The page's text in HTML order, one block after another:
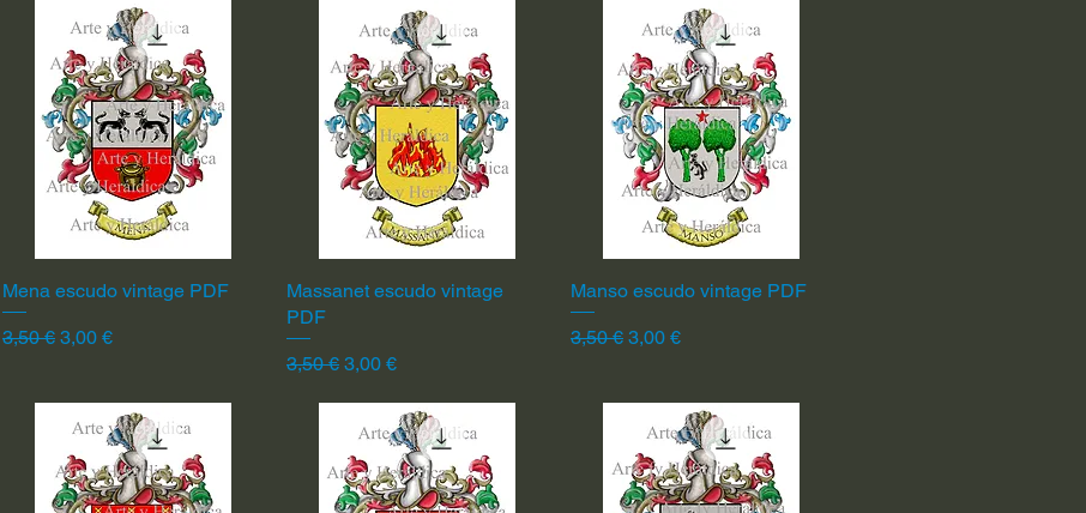
Vista rápida
Mena escudo vintage PDF
Precio
3,50 € Precio de oferta
3,00 €
Vista rápida
Massanet escudo vintage
PDF
Precio
3,50 € Precio de oferta
3,00 €
Vista rápida
Manso escudo vintage PDF
Precio
3,50 € Precio de oferta
3,00 €